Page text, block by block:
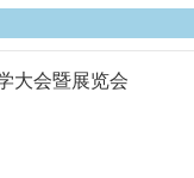
大会暨展览会